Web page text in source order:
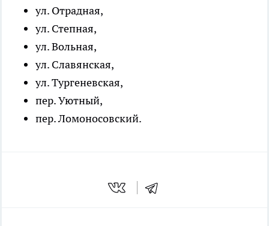
ул. Отрадная,
ул. Степная,
ул. Вольная,
ул. Славянская,
ул. Тургеневская,
пер. Уютный,
пер. Ломоносовский.